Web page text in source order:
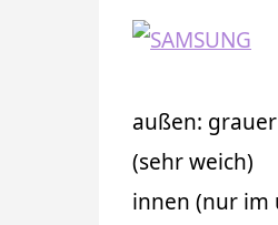
außen: grauer
(sehr weich)
innen (nur im